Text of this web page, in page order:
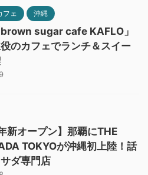
フェ 沖縄
sugar cafe KAFLO」
のカフェでランチ＆スイー
新オープン】那覇にTHE
TOKYOが沖縄初上陸！話
ダ専門店